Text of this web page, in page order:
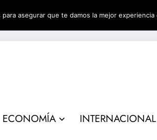
8:34:32 AM
ECONOMÍA INTERNACIONAL
para asegurar que te damos la mejor